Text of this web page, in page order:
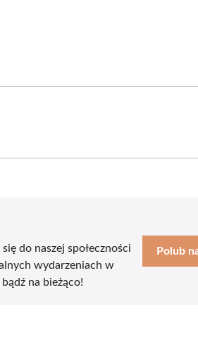
do naszej społeczności
wydarzeniach w
na bieżąco!
Polub